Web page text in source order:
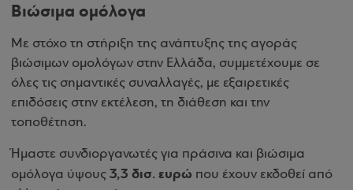
Βιώσιμα ομόλογα
Με στόχο τη στήριξη της ανάπτυξης της αγοράς
βιώσιμων ομολόγων στην Ελλάδα, συμμετέχουμε σε
όλες τις σημαντικές συναλλαγές, με εξαιρετικές
επιδόσεις στην εκτέλεση, τη διάθεση και την
τοποθέτηση.
Ήμαστε συνδιοργανωτές για πράσινα και βιώσιμα
ομόλογα ύψους 3,3 δισ. ευρώ που έχουν εκδοθεί από